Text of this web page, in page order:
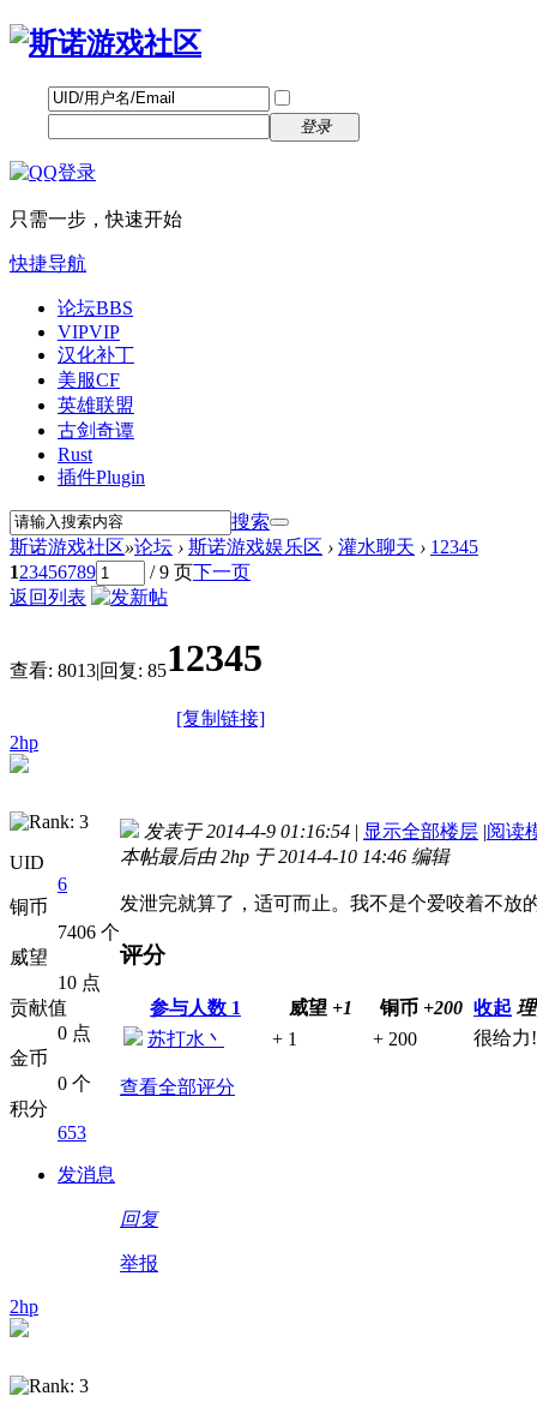
登录
只需一步，快速开始
快捷导航
论坛BBS
VIPVIP
汉化补丁
美服CF
英雄联盟
古剑奇谭
Rust
插件Plugin
搜索
斯诺游戏社区»论坛 › 斯诺游戏娱乐区 › 灌水聊天 › 12345
123456789 / 9 页下一页
返回列表
查看: 8013|回复: 8512345
[复制链接]
2hp
UID
6
铜币
7406 个
威望
10 点
贡献值
0 点
金币
0 个
积分
653
发消息
发表于 2014-4-9 01:16:54 | 显示全部楼层 |阅读
本帖最后由 2hp 于 2014-4-10 14:46 编辑
发泄完就算了，适可而止。我不是个爱咬着不放
评分
参与人数 1 威望 +1 铜币 +200 收起
苏打水丶
+ 1 + 200 很给力!
查看全部评分
回复
举报
2hp